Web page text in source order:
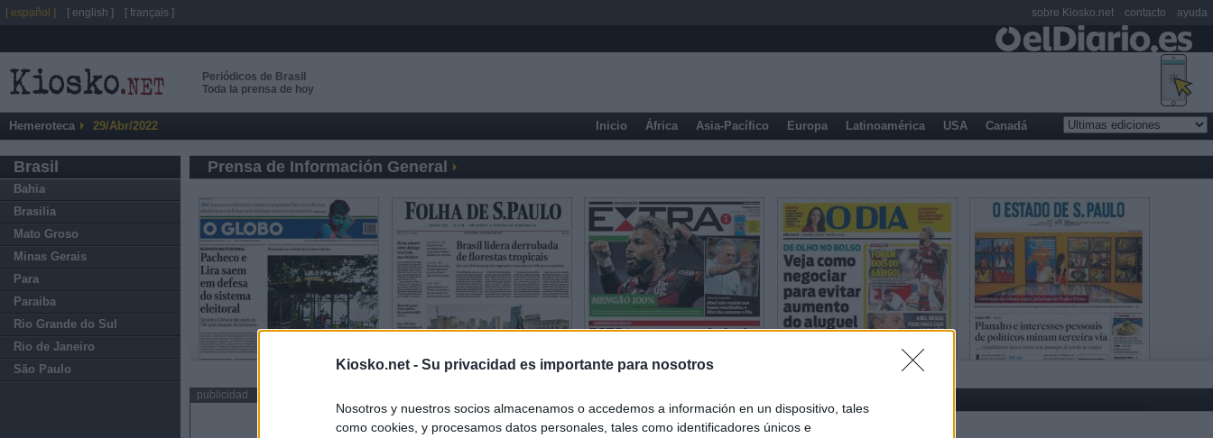
Kiosko.net - Su privacidad es importante para nosotros
Nosotros y nuestros socios almacenamos o accedemos a información en un dispositivo, tales
como cookies, y procesamos datos personales, tales como identificadores únicos e
Periódicos de Brasil
Toda la prensa de hoy
Hemeroteca 29/Abr/2022 Inicio África Asia-Pacífico Europa Latinoamérica USA Canadá
Brasil
Bahia
Brasilia
Mato Groso
Minas Gerais
Para
Paraiba
Rio Grande do Sul
Rio de Janeiro
São Paulo
Prensa de Información General
publicidad Prensa Económica
[ español ] [ english ] [ français ] sobre Kiosko.net contacto ayuda